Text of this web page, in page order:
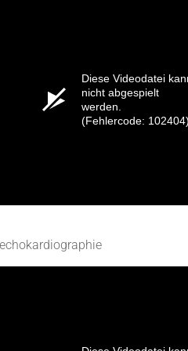
Diese Videodatei
nicht abgespielt
werden.
(Fehlercode: